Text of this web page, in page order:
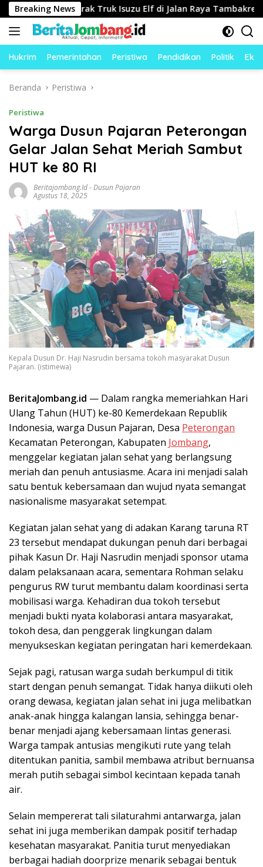
Langsung
ke
konten
Breaking News
Tabrak Truk Isuzu Elf di Jalan Raya Tambakrejo
Hukrim Pemerintahan Peristiwa Pendidikan Politik
Beranda Peristiwa
Peristiwa
Warga Dusun Pajaran Peterongan
Gelar Jalan Sehat Meriah Sambut
HUT ke 80 RI
Beritajombang.id-Dusun Pajaran
Agustus 18, 2025
Kepala Dusun Dr. Haji Nasrudin bersama tokoh masyarakat Dusun
Pajaran. (istimewa)
BeritaJombang.id — Dalam rangka memeriahkan Hari
Ulang Tahun (HUT) ke-80 Kemerdekaan Republik
Indonesia, warga Dusun Pajaran, Desa Peterongan
Kecamatan Peterongan, Kabupaten Jombang,
menggelar kegiatan jalan sehat yang berlangsung
meriah dan penuh antusiasme. Acara ini menjadi salah
satu bentuk kebersamaan dan wujud nyata semangat
nasionalisme masyarakat setempat.
Kegiatan jalan sehat yang di adakan Karang taruna RT
23 tersebut mendapat dukungan penuh dari berbagai
pihak Kasun Dr. Haji Nasrudin menjadi sponsor utama
dalam pelaksanaan acara, sementara Rohman selaku
pengurus RW turut membantu dalam koordinasi serta
mobilisasi warga. Kehadiran dua tokoh tersebut
menjadi bukti nyata kolaborasi antara masyarakat,
tokoh desa, dan penggerak lingkungan dalam
menyukseskan kegiatan peringatan hari kemerdekaan.
Sejak pagi, ratusan warga sudah berkumpul di titik
start dengan penuh semangat. Tidak hanya diikuti oleh
orang dewasa, kegiatan jalan sehat ini juga melibatkan
anak-anak hingga kalangan lansia, sehingga benar-
benar menjadi ajang kebersamaan lintas generasi.
Warga tampak antusias mengikuti rute yang telah
ditentukan panitia, sambil membawa atribut bernuansa
merah putih sebagai simbol kecintaan kepada tanah
air.
Selain mempererat tali silaturahmi antarwarga, jalan
sehat ini juga memberikan dampak positif terhadap
kesehatan masyarakat. Panitia turut menyediakan
berbagai hadiah doorprize menarik sebagai bentuk